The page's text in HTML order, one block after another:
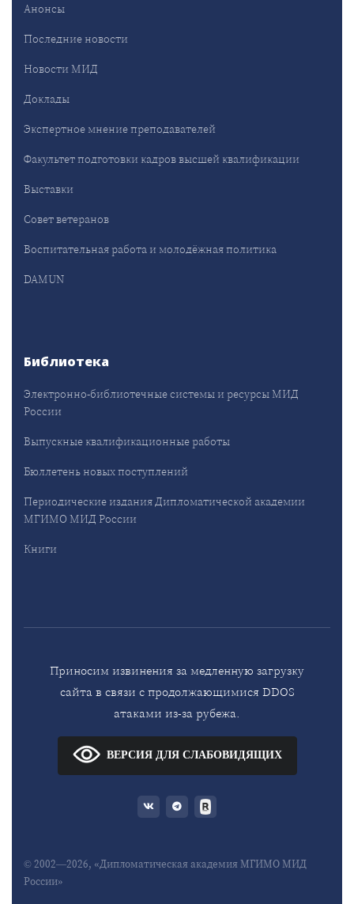
Анонсы
Последние новости
Новости МИД
Доклады
Экспертное мнение преподавателей
Факультет подготовки кадров высшей квалификации
Выставки
Совет ветеранов
Воспитательная работа и молодёжная политика
DAMUN
Библиотека
Электронно-библиотечные системы и ресурсы МИД
России
Выпускные квалификационные работы
Бюллетень новых поступлений
Периодические издания Дипломатической академии
МГИМО МИД России
Книги
Приносим извинения за медленную загрузку
сайта в связи с продолжающимися DDOS
атаками из-за рубежа.
ВЕРСИЯ ДЛЯ СЛАБОВИДЯЩИХ
© 2002—2026, «Дипломатическая академия МГИМО МИД
России»